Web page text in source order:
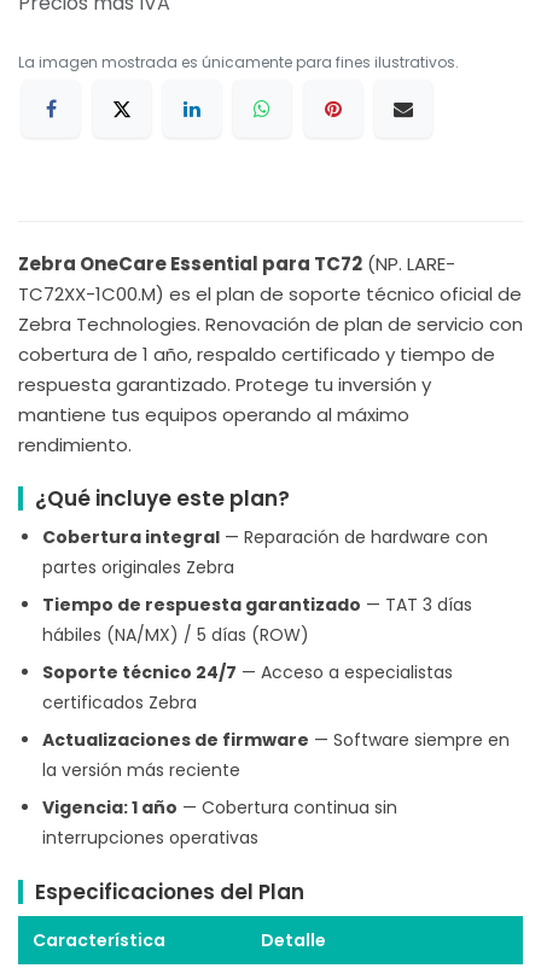
La imagen mostrada es únicamente para fines ilustrativos.
Zebra OneCare Essential para TC72 (NP. LARE-
TC72XX-1C00.M) es el plan de soporte técnico oficial de
Zebra Technologies. Renovación de plan de servicio con
cobertura de 1 año, respaldo certificado y tiempo de
respuesta garantizado. Protege tu inversión y
mantiene tus equipos operando al máximo
rendimiento.
¿Qué incluye este plan?
Cobertura integral — Reparación de hardware con
partes originales Zebra
Tiempo de respuesta garantizado — TAT 3 días
hábiles (NA/MX) / 5 días (ROW)
Soporte técnico 24/7 — Acceso a especialistas
certificados Zebra
Actualizaciones de firmware — Software siempre en
la versión más reciente
Vigencia: 1 año — Cobertura continua sin
interrupciones operativas
Especificaciones del Plan
Característica
Detalle